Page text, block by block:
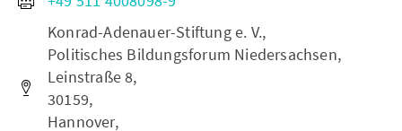
Konrad-Adenauer-Stiftung e. V.,
Politisches Bildungsforum Niedersachsen,
Leinstraße 8,
30159,
Hannover,